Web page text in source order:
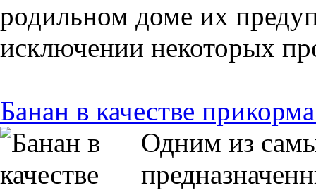
родильном доме их
исключении некоторых
Банан в качестве
Одним из